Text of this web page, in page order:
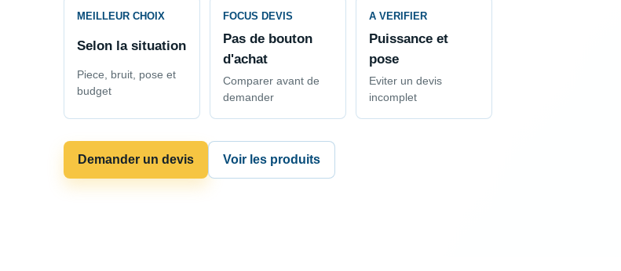
MEILLEUR CHOIX
Selon la situation
Piece, bruit, pose et
budget
FOCUS DEVIS
Pas de bouton
d'achat
Comparer avant de
demander
A VERIFIER
Puissance et
pose
Eviter un devis
incomplet
Demander un devis Voir les produits